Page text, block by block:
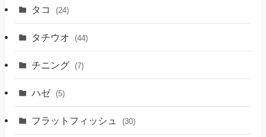
タコ (24)
タチウオ (44)
チニング (7)
ハゼ (5)
フラットフィッシュ (30)